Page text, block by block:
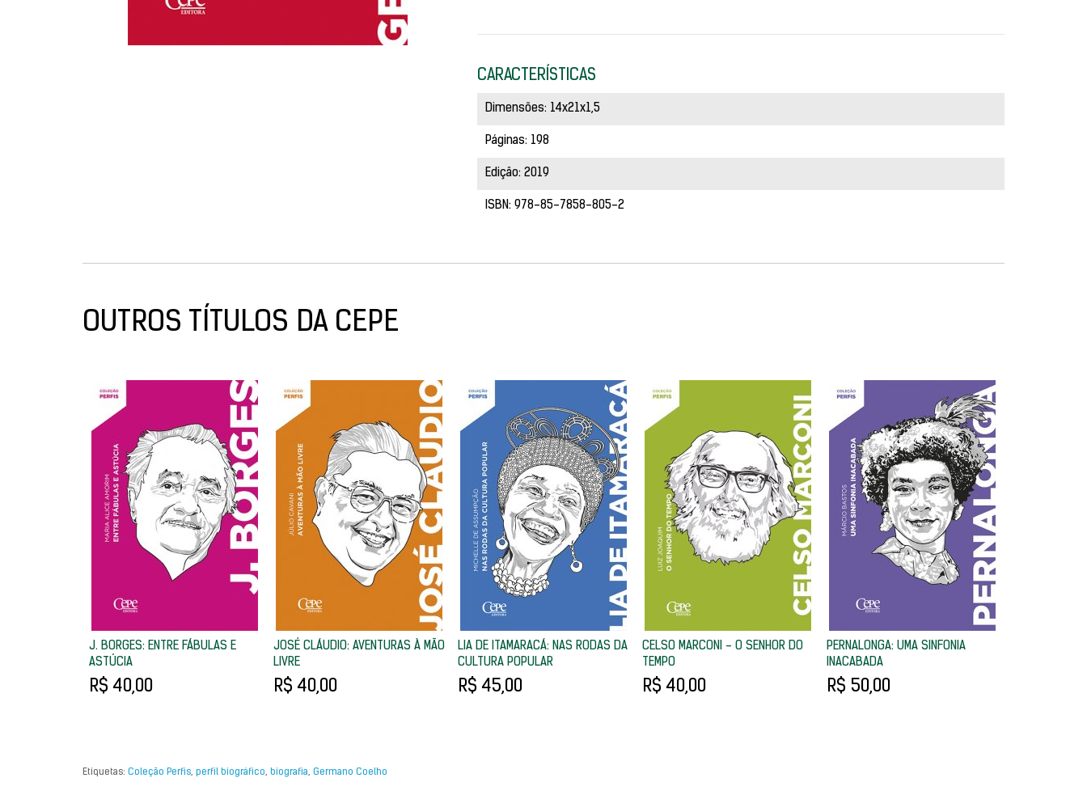
CARACTERÍSTICAS
Dimensões: 14x21x1,5
Páginas: 198
Edição: 2019
ISBN: 978-85-7858-805-2
OUTROS TÍTULOS DA CEPE
J. BORGES: ENTRE FÁBULAS E
ASTÚCIA
R$ 40,00
JOSÉ CLÁUDIO: AVENTURAS À MÃO
LIVRE
R$ 40,00
LIA DE ITAMARACÁ: NAS RODAS DA
CULTURA POPULAR
R$ 45,00
CELSO MARCONI - O SENHOR DO
TEMPO
R$ 40,00
PERNALONGA: UMA SINFONIA
INACABADA
R$ 50,00
Etiquetas: Coleção Perfis, perfil biográfico, biografia, Germano Coelho